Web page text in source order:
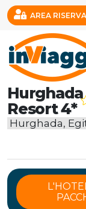
AREA
Resort 4*
Hurghada,